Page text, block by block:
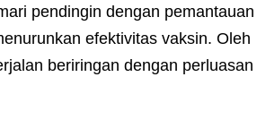
pendingin dengan pemantauan
efektivitas vaksin. Oleh
beriringan dengan perluasan